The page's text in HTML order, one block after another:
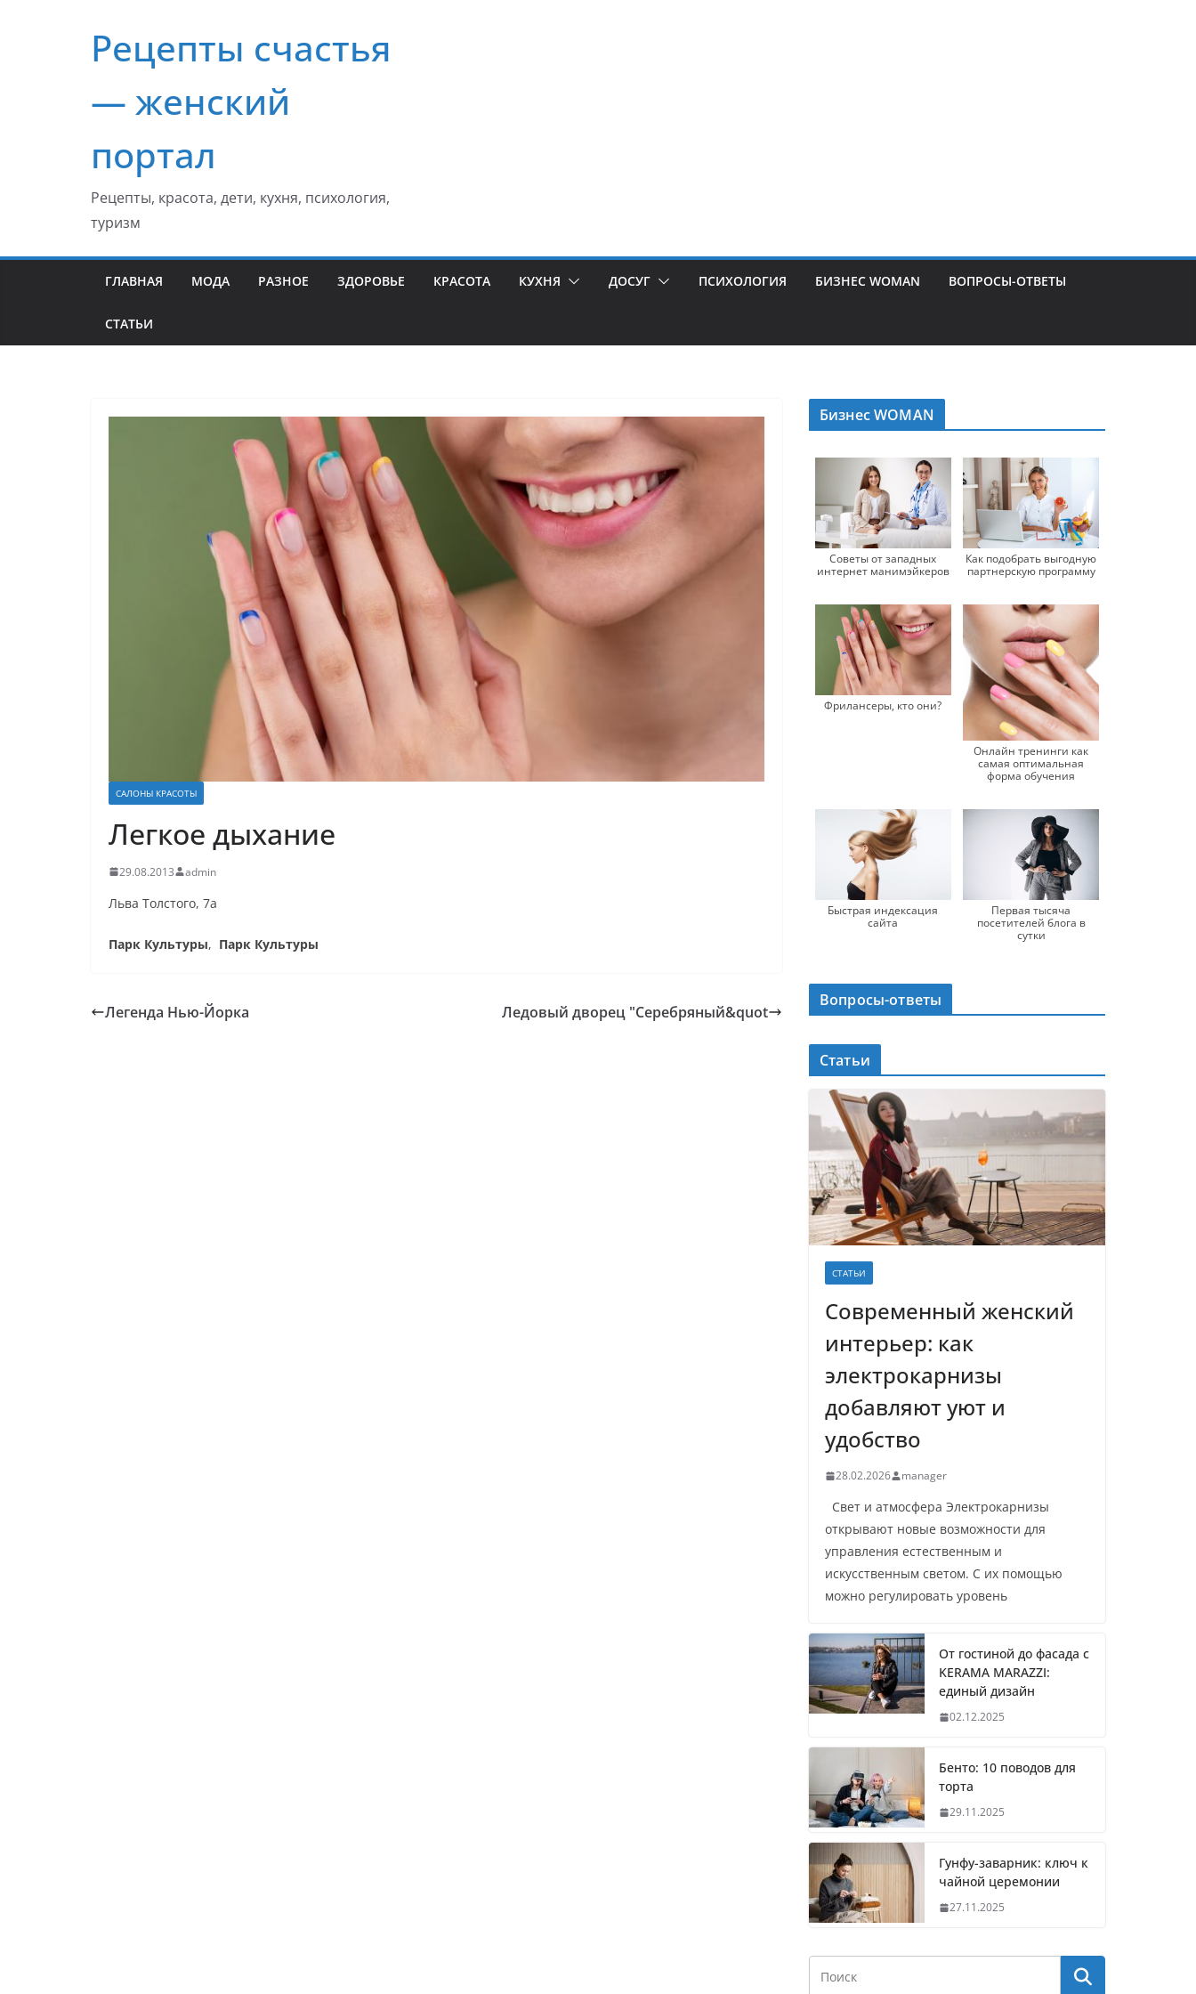
содержимомуРецепты счастья
— женский
портал
Рецепты, красота, дети, кухня, психология,
туризм
ГЛАВНАЯ МОДА РАЗНОЕ ЗДОРОВЬЕ КРАСОТА КУХНЯ ДОСУГ ПСИХОЛОГИЯ БИЗНЕС WOMAN ВОПРОСЫ-ОТВЕТЫ
СТАТЬИ
САЛОНЫ КРАСОТЫ
Легкое дыхание
29.08.2013 admin
Льва Толстого, 7а
Парк Культуры, Парк Культуры
Легенда Нью-Йорка Ледовый дворец "Серебряный&quot
Бизнес WOMAN
Советы от западных
интернет манимэйкеров
Как подобрать выгодную
партнерскую программу
Фрилансеры, кто они?
Онлайн тренинги как
самая оптимальная
форма обучения
Быстрая индексация
сайта
Первая тысяча
посетителей блога в
сутки
Вопросы-ответы
Статьи
СТАТЬИ
Современный женский
интерьер: как
электрокарнизы
добавляют уют и
удобство
28.02.2026 manager
Свет и атмосфера Электрокарнизы
открывают новые возможности для
управления естественным и
искусственным светом. С их помощью
можно регулировать уровень
От гостиной до фасада с
KERAMA MARAZZI:
единый дизайн
02.12.2025
Бенто: 10 поводов для
торта
29.11.2025
Гунфу-заварник: ключ к
чайной церемонии
27.11.2025